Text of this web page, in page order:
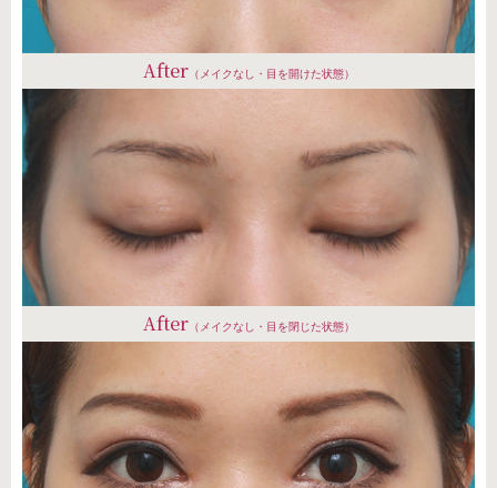
After（メイクなし・目を開けた状態）
After（メイクなし・目を閉じた状態）